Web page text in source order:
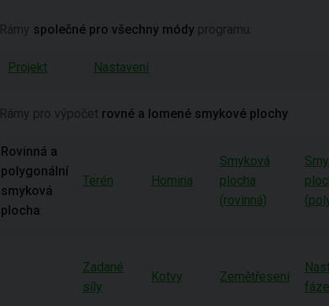
Rámy společné pro všechny módy programu:
Projekt Nastavení
Rámy pro výpočet rovné a lomené smykové plochy
Rovinná a
polygonální
smyková
plocha
Terén Hornina
Smyková
plocha
(rovinná)
Zadané
síly
Kotvy Zemětřesení
fáze